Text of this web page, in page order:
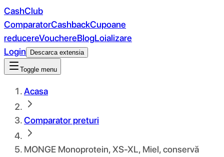
CashClub
ComparatorCashbackCupoane
reducereVouchereBlogLoializare
Login
Descarca extensia
Toggle menu
Acasa
Comparator preturi
MONGE Monoprotein, XS-XL, Miel, conservă